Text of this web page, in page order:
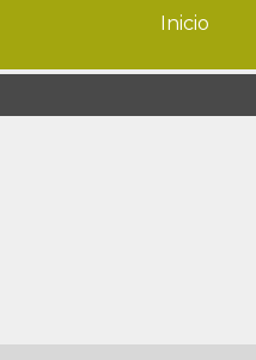
Inicio